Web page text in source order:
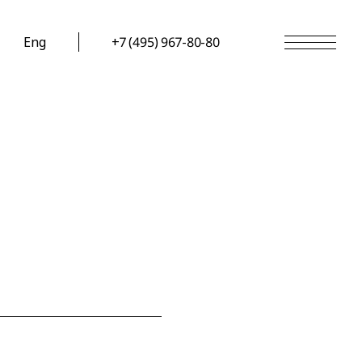
Eng +7 (495) 967-80-80